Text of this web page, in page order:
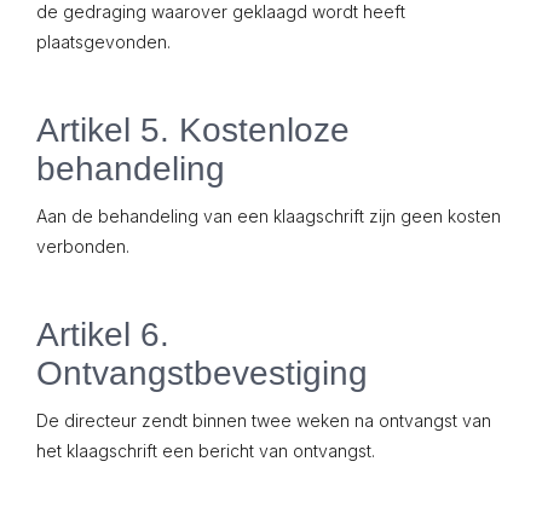
de gedraging waarover geklaagd wordt heeft
plaatsgevonden.
Artikel 5. Kostenloze
behandeling
Aan de behandeling van een klaagschrift zijn geen kosten
verbonden.
Artikel 6.
Ontvangstbevestiging
De directeur zendt binnen twee weken na ontvangst van
het klaagschrift een bericht van ontvangst.